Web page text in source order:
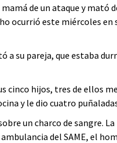
mamá de un ataque y
ocurrió este miércoles en
a su pareja, que estaba
cinco hijos, tres de ellos
y le dio cuatro
un charco de sangre.
del SAME, el